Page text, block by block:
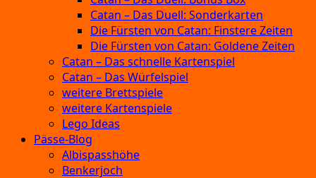
Catan – Das Duell: Sonderkarten
Die Fürsten von Catan: Finstere Zeiten
Die Fürsten von Catan: Goldene Zeiten
Catan – Das schnelle Kartenspiel
Catan – Das Würfelspiel
weitere Brettspiele
weitere Kartenspiele
Lego Ideas
Pässe-Blog
Albispasshöhe
Benkerjoch